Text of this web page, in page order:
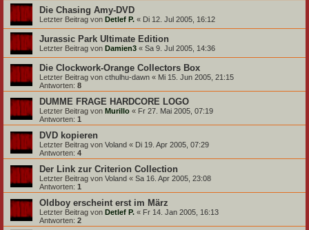
Die Chasing Amy-DVD
Letzter Beitrag von Detlef P. « Di 12. Jul 2005, 16:12
Jurassic Park Ultimate Edition
Letzter Beitrag von Damien3 « Sa 9. Jul 2005, 14:36
Die Clockwork-Orange Collectors Box
Letzter Beitrag von cthulhu-dawn « Mi 15. Jun 2005, 21:15
Antworten: 8
DUMME FRAGE HARDCORE LOGO
Letzter Beitrag von Murillo « Fr 27. Mai 2005, 07:19
Antworten: 1
DVD kopieren
Letzter Beitrag von Voland « Di 19. Apr 2005, 07:29
Antworten: 4
Der Link zur Criterion Collection
Letzter Beitrag von Voland « Sa 16. Apr 2005, 23:08
Antworten: 1
Oldboy erscheint erst im März
Letzter Beitrag von Detlef P. « Fr 14. Jan 2005, 16:13
Antworten: 2